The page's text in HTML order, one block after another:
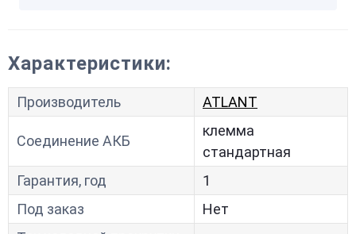
Характеристики:
Производитель ATLANT
Соединение АКБ
клемма
стандартная
Гарантия, год
1
Под заказ
Нет